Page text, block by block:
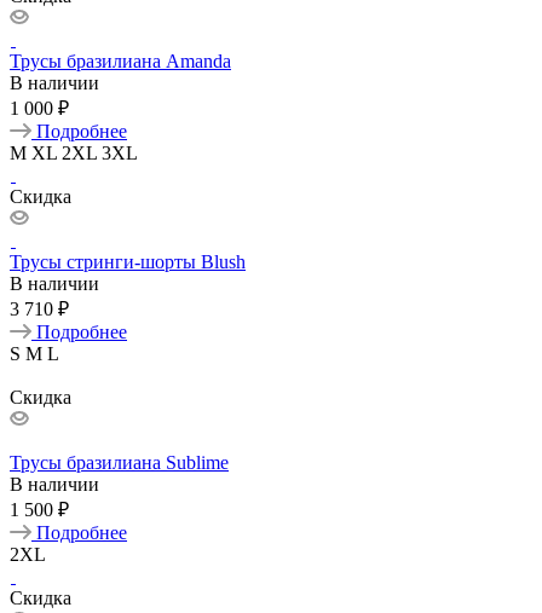
Трусы бразилиана Amanda
В наличии
1 000 ₽
Подробнее
M XL 2XL 3XL
Скидка
Трусы стринги-шорты Blush
В наличии
3 710 ₽
Подробнее
S M L
Скидка
Трусы бразилиана Sublime
В наличии
1 500 ₽
Подробнее
2XL
Скидка